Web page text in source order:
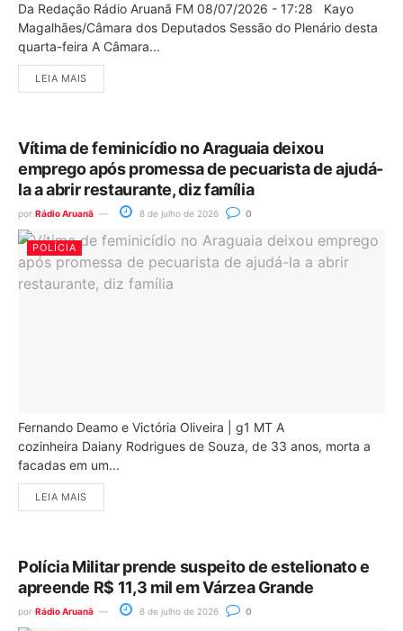
Da Redação Rádio Aruanã FM 08/07/2026 - 17:28 Kayo
Magalhães/Câmara dos Deputados Sessão do Plenário desta
quarta-feira A Câmara...
LEIA MAIS
Vítima de feminicídio no Araguaia deixou
emprego após promessa de pecuarista de ajudá-
la a abrir restaurante, diz família
por Rádio Aruanã 8 de julho de 2026 0
POLÍCIA
Fernando Deamo e Victória Oliveira | g1 MT A
cozinheira Daiany Rodrigues de Souza, de 33 anos, morta a
facadas em um...
LEIA MAIS
Polícia Militar prende suspeito de estelionato e
apreende R$ 11,3 mil em Várzea Grande
por Rádio Aruanã 8 de julho de 2026 0